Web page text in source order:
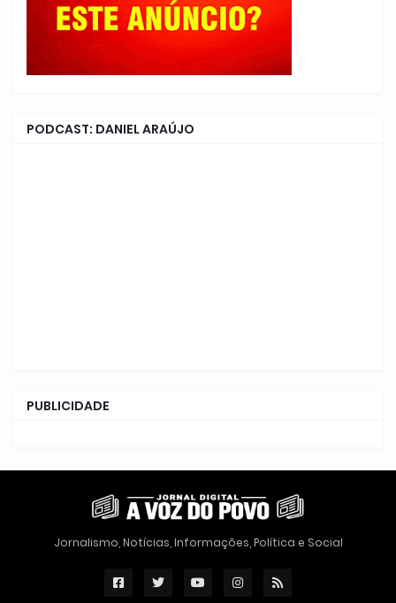
PODCAST: DANIEL ARAÚJO
PUBLICIDADE
Jornalismo, Notícias, Informações, Política e Social